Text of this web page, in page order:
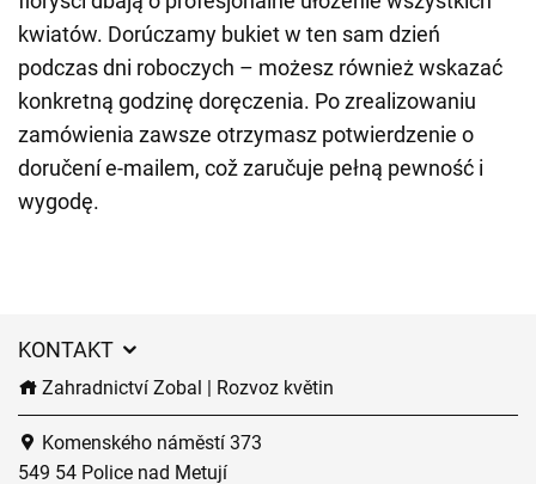
kwiatów. Dorúczamy bukiet w ten sam dzień
podczas dni roboczych – możesz również wskazać
konkretną godzinę doręczenia. Po zrealizowaniu
zamówienia zawsze otrzymasz potwierdzenie o
doručení e-mailem, což zaručuje pełną pewność i
wygodę.
KONTAKT
Zahradnictví Zobal | Rozvoz květin
Komenského náměstí 373
549 54 Police nad Metují